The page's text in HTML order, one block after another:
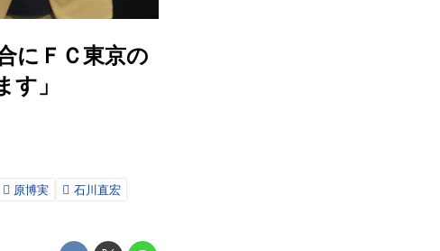
にＦＣ東京の
す」
原博実
石川直宏